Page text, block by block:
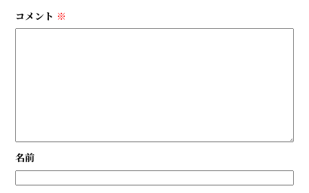
コメント ※
名前